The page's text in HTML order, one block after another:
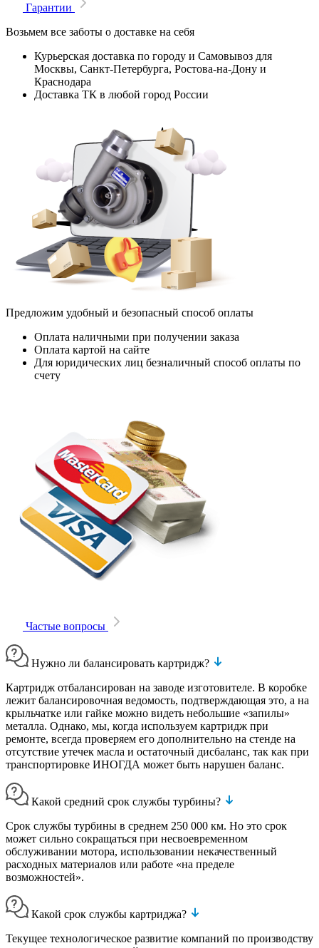
Гарантии
Возьмем все заботы о доставке на себя
Курьерская доставка по городу и Самовывоз для
Москвы, Санкт-Петербурга, Ростова-на-Дону и
Краснодара
Доставка ТК в любой город России
Предложим удобный и безопасный способ оплаты
Оплата наличными при получении заказа
Оплата картой на сайте
Для юридических лиц безналичный способ оплаты по
счету
Частые вопросы
Нужно ли балансировать картридж?
Картридж отбалансирован на заводе изготовителе. В коробке
лежит балансировочная ведомость, подтверждающая это, а на
крыльчатке или гайке можно видеть небольшие «запилы»
металла. Однако, мы, когда используем картридж при
ремонте, всегда проверяем его дополнительно на стенде на
отсутствие утечек масла и остаточный дисбаланс, так как при
транспортировке ИНОГДА может быть нарушен баланс.
Какой средний срок службы турбины?
Срок службы турбины в среднем 250 000 км. Но это срок
может сильно сокращаться при несвоевременном
обслуживании мотора, использовании некачественный
расходных материалов или работе «на пределе
возможностей».
Какой срок службы картриджа?
Текущее технологическое развитие компаний по производству